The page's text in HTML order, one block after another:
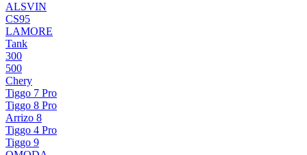
ALSVIN
CS95
LAMORE
Tank
300
500
Chery
Tiggo 7 Pro
Tiggo 8 Pro
Arrizo 8
Tiggo 4 Pro
Tiggo 9